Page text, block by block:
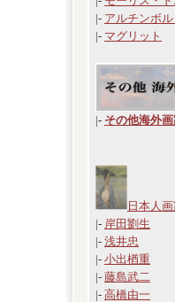
|- アルチンボル
|- マグリット
|- その他海外
日本人
|- 岸田劉生
|- 浅井忠
|- 小出楢重
|- 藤島武二
|- 高橋由一